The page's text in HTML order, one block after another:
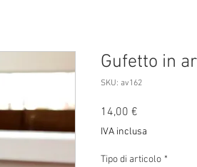
Gufetto in
SKU: av162
14,00 €
IVA inclusa
Tipo di articolo *